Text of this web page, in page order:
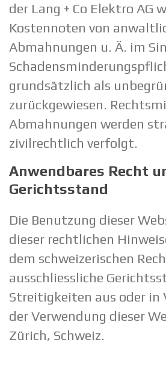
der Lang + Co Elektro AG
Kostennoten von
Abmahnungen u. Ä. im
grundsätzlich als
zurückgewiesen.
Abmahnungen werden
zivilrechtlich verfolgt.
Anwendbares Recht
Gerichtsstand
Die Benutzung dieser
dieser rechtlichen
dem schweizerischen
ausschliessliche
Streitigkeiten aus oder in
der Verwendung dieser
Zürich, Schweiz.